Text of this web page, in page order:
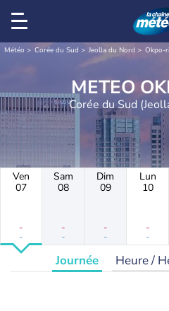
Météo Corée du Sud Jeolla du Nord Okpo-ri
Corée du Sud
Ven
07
-
-
Sam
08
-
-
Dim
09
-
-
Lun
10
-
-
Journée Heure /